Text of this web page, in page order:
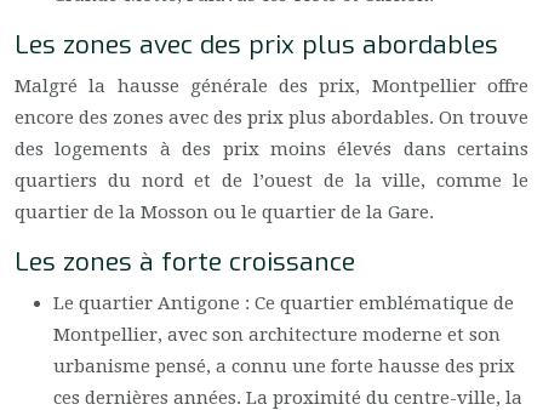
Les zones avec des prix plus abordables
Malgré la hausse générale des prix, Montpellier offre
encore des zones avec des prix plus abordables. On trouve
des logements à des prix moins élevés dans certains
quartiers du nord et de l’ouest de la ville, comme le
quartier de la Mosson ou le quartier de la Gare.
Les zones à forte croissance
Le quartier Antigone : Ce quartier emblématique de
Montpellier, avec son architecture moderne et son
urbanisme pensé, a connu une forte hausse des prix
ces dernières années. La proximité du centre-ville, la